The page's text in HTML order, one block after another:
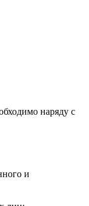
наряду с
и